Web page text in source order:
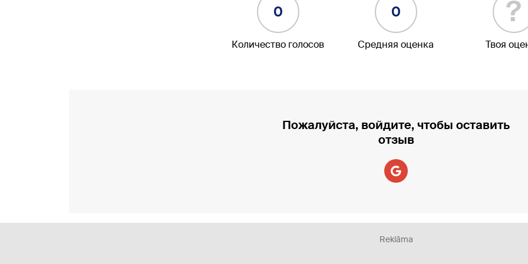
0
Количество голосов
0
Средняя оценка
?
Твоя
Пожалуйста, войдите, чтобы оставить
отзыв
Reklāma